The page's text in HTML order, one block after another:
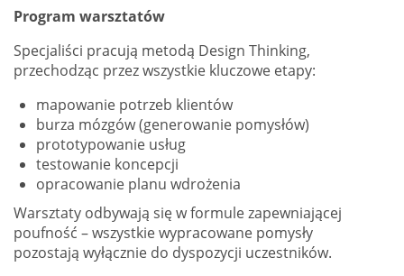
Program warsztatów
Specjaliści pracują metodą Design Thinking,
przechodząc przez wszystkie kluczowe etapy:
mapowanie potrzeb klientów
burza mózgów (generowanie pomysłów)
prototypowanie usług
testowanie koncepcji
opracowanie planu wdrożenia
Warsztaty odbywają się w formule zapewniającej
poufność – wszystkie wypracowane pomysły
pozostają wyłącznie do dyspozycji uczestników.